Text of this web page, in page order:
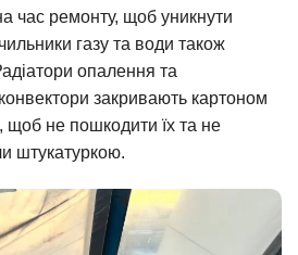
час ремонту, щоб уникнути
газу та води також
опалення та
закривають картоном
щоб не пошкодити їх та не
штукатуркою.